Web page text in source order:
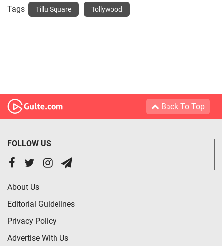
Tags Tillu Square Tollywood
Back To Top
FOLLOW US
About Us
Editorial Guidelines
Privacy Policy
Advertise With Us